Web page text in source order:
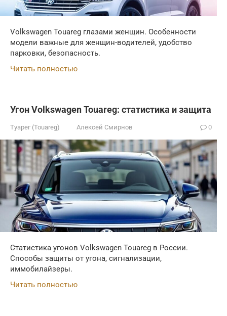
Volkswagen Touareg глазами женщин. Особенности
модели важные для женщин-водителей, удобство
парковки, безопасность.
Читать полностью
Угон Volkswagen Touareg: статистика и защита
Туарег (Touareg) Алексей Смирнов 0
Статистика угонов Volkswagen Touareg в России.
Способы защиты от угона, сигнализации,
иммобилайзеры.
Читать полностью